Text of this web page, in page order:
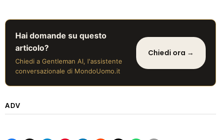
Hai domande su questo
articolo?
Chiedi a Gentleman AI, l'assistente
conversazionale di MondoUomo.it
Chiedi ora →
ADV